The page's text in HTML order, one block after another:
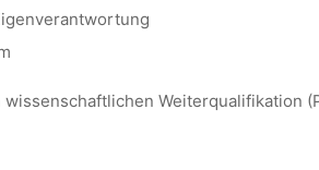
Weiterqualifikation